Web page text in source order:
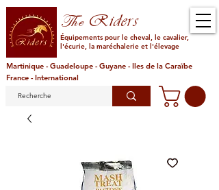
TheRiders
Équipements pour le cheval, le cavalier,
l'écurie, la maréchalerie et l'élevage
Martinique - Guadeloupe - Guyane - Iles de la Caraïbe
France - International